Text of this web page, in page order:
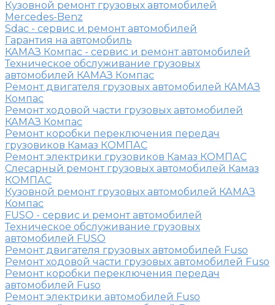
Кузовной ремонт грузовых автомобилей
Mercedes-Benz
Sdac - сервис и ремонт автомобилей
Гарантия на автомобиль
КАМАЗ Компас - сервис и ремонт автомобилей
Техническое обслуживание грузовых
автомобилей КАМАЗ Компас
Ремонт двигателя грузовых автомобилей КАМАЗ
Компас
Ремонт ходовой части грузовых автомобилей
КАМАЗ Компас
Ремонт коробки переключения передач
грузовиков Камаз КОМПАС
Ремонт электрики грузовиков Камаз КОМПАС
Слесарный ремонт грузовых автомобилей Камаз
КОМПАС
Кузовной ремонт грузовых автомобилей КАМАЗ
Компас
FUSO - сервис и ремонт автомобилей
Техническое обслуживание грузовых
автомобилей FUSO
Ремонт двигателя грузовых автомобилей Fuso
Ремонт ходовой части грузовых автомобилей Fuso
Ремонт коробки переключения передач
автомобилей Fuso
Ремонт электрики автомобилей Fuso